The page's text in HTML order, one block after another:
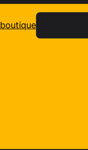
boutique
Recherche